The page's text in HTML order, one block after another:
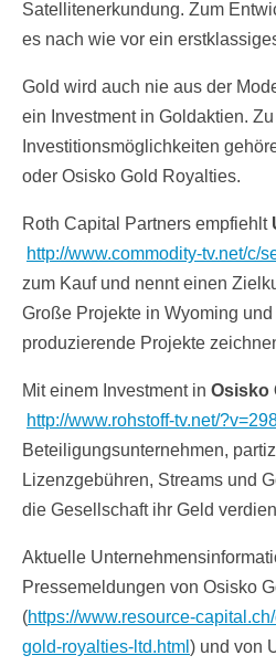
Satellitenerkundung. Zum
es nach wie vor ein
Gold wird auch nie aus der
ein Investment in Goldaktien.
Investitionsmöglichkeiten
oder Osisko Gold Royalties.
Roth Capital Partners empfiehlt
http://www.commodity-tv.net/c/
zum Kauf und nennt einen
Große Projekte in Wyoming
produzierende Projekte
Mit einem Investment in Osisko
http://www.rohstoff-tv.net/
Beteiligungsunternehmen,
Lizenzgebühren, Streams und
die Gesellschaft ihr Geld
Aktuelle
Pressemeldungen von Osisko
(https://www.resource-
gold-royalties-ltd.html ) und von